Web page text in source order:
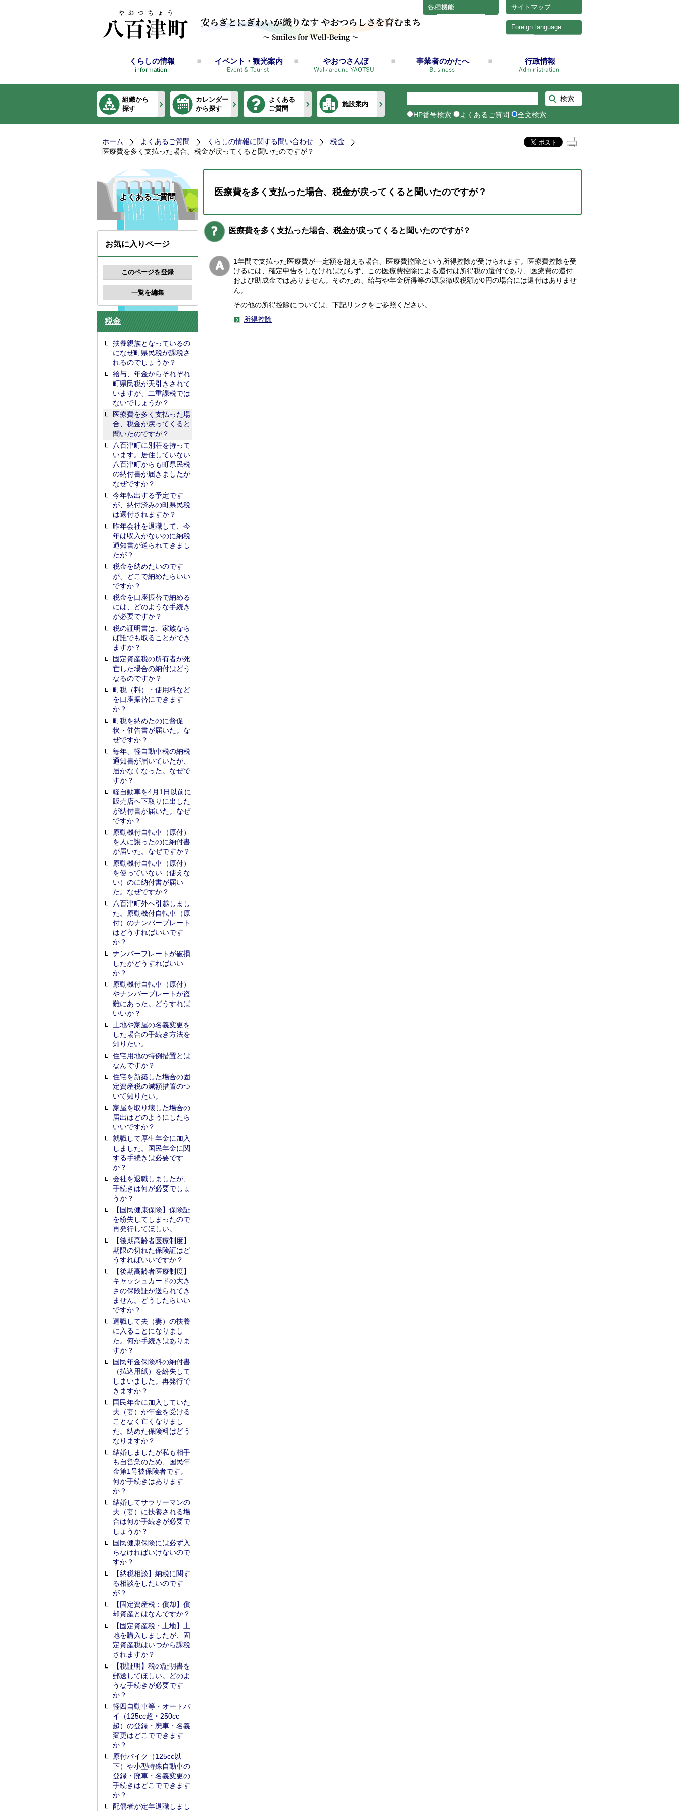
サイトマップ
各種機能
Foreign language
くらしの情報 イベント・観光案内 やおつさんぽ 事業者のかたへ 行政情報
組織から
探す
カレンダー
から探す
よくある
ご質問
施設案内
HP番号検索 よくあるご質問 全文検索
ホーム よくあるご質問 くらしの情報に関する問い合わせ
税金
医療費を多く支払った場合、税金が戻ってくると聞いたのですが？
よくあるご質問
お気に入りページ
税金
扶養親族となっているの
になぜ町県民税が課税さ
れるのでしょうか？
給与、年金からそれぞれ
町県民税が天引きされて
いますが、二重課税では
ないでしょうか？
医療費を多く支払った場
合、税金が戻ってくると
聞いたのですが？
八百津町に別荘を持って
います。居住していない
八百津町からも町県民税
の納付書が届きましたが
なぜですか？
今年転出する予定です
が、納付済みの町県民税
は還付されますか？
昨年会社を退職して、今
年は収入がないのに納税
通知書が送られてきまし
たが？
税金を納めたいのです
が、どこで納めたらいい
ですか？
税金を口座振替で納める
には、どのような手続き
が必要ですか？
税の証明書は、家族なら
ば誰でも取ることができ
ますか？
固定資産税の所有者が死
亡した場合の納付はどう
なるのですか？
町税（料）・使用料など
を口座振替にできます
か？
町税を納めたのに督促
状・催告書が届いた。な
ぜですか？
毎年、軽自動車税の納税
通知書が届いていたが、
届かなくなった。なぜで
すか？
軽自動車を4月1日以前に
販売店へ下取りに出した
が納付書が届いた。なぜ
ですか？
原動機付自転車（原付）
を人に譲ったのに納付書
が届いた。なぜですか？
原動機付自転車（原付）
を使っていない（使えな
い）のに納付書が届い
た。なぜですか？
八百津町外へ引越しまし
た。原動機付自転車（原
付）のナンバープレート
はどうすればいいです
か？
ナンバープレートが破損
したがどうすればいい
か？
原動機付自転車（原付）
やナンバープレートが盗
難にあった。どうすれば
いいか？
土地や家屋の名義変更を
した場合の手続き方法を
知りたい。
住宅用地の特例措置とは
なんですか？
住宅を新築した場合の固
定資産税の減額措置のつ
いて知りたい。
家屋を取り壊した場合の
届出はどのようにしたら
いいですか？
就職して厚生年金に加入
しました。国民年金に関
する手続きは必要です
か？
会社を退職しましたが、
手続きは何が必要でしょ
うか？
【国民健康保険】保険証
を紛失してしまったので
再発行してほしい。
【後期高齢者医療制度】
期限の切れた保険証はど
うすればいいですか？
【後期高齢者医療制度】
キャッシュカードの大き
さの保険証が送られてき
ません。どうしたらいい
ですか？
退職して夫（妻）の扶養
に入ることになりまし
た。何か手続きはありま
すか？
国民年金保険料の納付書
（払込用紙）を紛失して
しまいました。再発行で
きますか？
国民年金に加入していた
夫（妻）が年金を受ける
ことなく亡くなりまし
た。納めた保険料はどう
なりますか？
結婚しましたが私も相手
も自営業のため、国民年
金第1号被保険者です。
何か手続きはあります
か？
結婚してサラリーマンの
夫（妻）に扶養される場
合は何か手続きが必要で
しょうか？
国民健康保険には必ず入
らなければいけないので
すか？
【納税相談】納税に関す
る相談をしたいのです
が？
【固定資産税：償却】償
却資産とはなんですか？
【固定資産税・土地】土
地を購入しましたが、固
定資産税はいつから課税
されますか？
【税証明】税の証明書を
郵送してほしい。どのよ
うな手続きが必要です
か？
軽四自動車等・オートバ
イ（125cc超・250cc
超）の登録・廃車・名義
変更はどこでできます
か？
原付バイク（125cc以
下）や小型特殊自動車の
登録・廃車・名義変更の
手続きはどこでできます
か？
配偶者が定年退職しまし
医療費を多く支払った場合、税金が戻ってくると聞いたのですが？
医療費を多く支払った場合、税金が戻ってくると聞いたのですが？
1年間で支払った医療費が一定額を超える場合、医療費控除という所得控除が受けられます。医療費控除を受
けるには、確定申告をしなければならず、この医療費控除による還付は所得税の還付であり、医療費の還付
および助成金ではありません。そのため、給与や年金所得等の源泉徴収税額が0円の場合には還付はありませ
ん。
その他の所得控除については、下記リンクをご参照ください。
所得控除